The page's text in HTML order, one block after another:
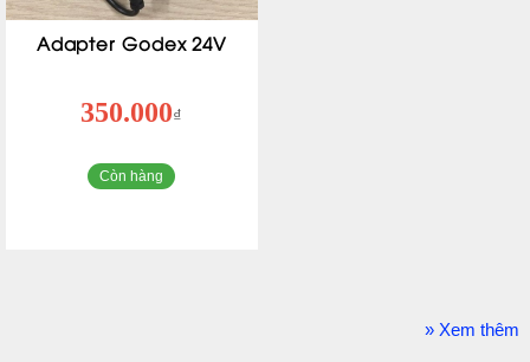
Adapter Godex 24V
350.000₫
Còn hàng
» Xem thêm